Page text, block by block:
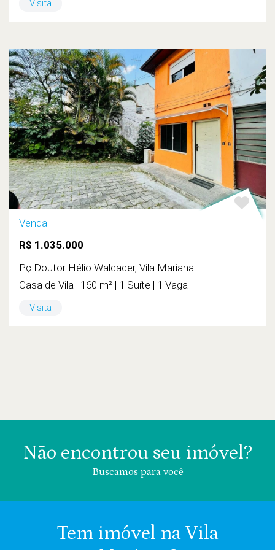
Visita
Venda
R$ 1.035.000
Pç Doutor Hélio Walcacer, Vila Mariana
Casa de Vila | 160 m² | 1 Suíte | 1 Vaga
Visita
Não encontrou seu imóvel?
Buscamos para você
Tem imóvel na Vila